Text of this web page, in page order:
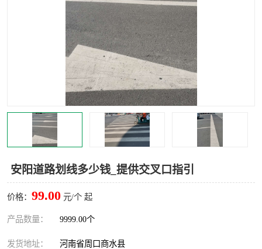
安阳道路划线多少钱_提供交叉口指引
价格： 99.00 元/个 起
产品数量： 9999.00个
发货地址： 河南省周口商水县